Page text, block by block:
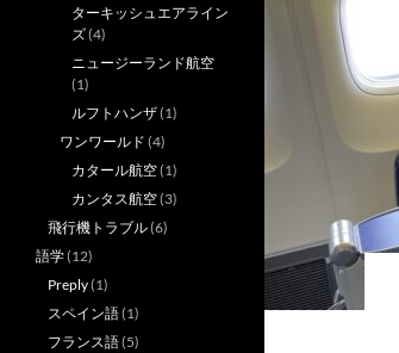
ターキッシュエアライン
ズ(4)
ニュージーランド航空
(1)
ルフトハンザ(1)
ワンワールド (4)
カタール航空(1)
カンタス航空(3)
飛行機トラブル(6)
語学(12)
Preply(1)
スペイン語(1)
フランス語(5)